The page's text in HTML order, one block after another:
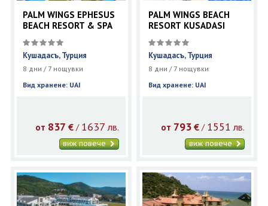
PALM WINGS EPHESUS
BEACH RESORT & SPA
Кушадасъ, Турция
8 дни / 7 нощувки
Вид хранене: UAI
от 837 €/ 1637 лв.
виж повече
PALM WINGS BEACH
RESORT KUSADASI
Кушадасъ, Турция
8 дни / 7 нощувки
Вид хранене: UAI
от 793 € / 1551 лв.
виж повече